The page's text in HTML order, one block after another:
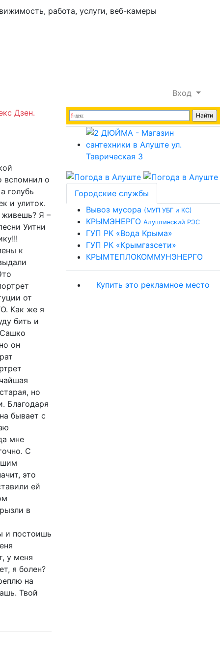
Вход
Дзен.
вспомнил о
голубь
и улиток.
Я –
Уитни
к
от
Как же я
бить и
он
но
Благодаря
бывает с
мне
С
это
ей
в
и постоишь
у меня
я болен?
на
Твой
Городские службы
Вывоз мусора (МУП УБГ и КС)
КРЫМЭНЕРГО Алуштинский РЭС
ГУП РК «Вода Крыма»
ГУП РК «Крымгазсети»
КРЫМТЕПЛОКОММУНЭНЕРГО
Купить это рекламное место